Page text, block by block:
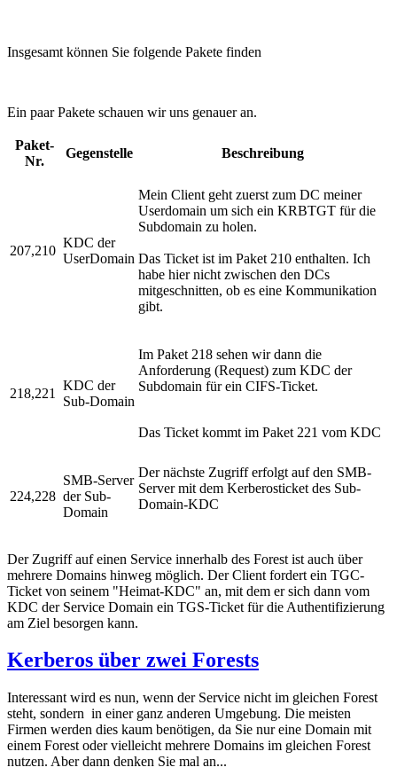
Insgesamt können Sie folgende Pakete finden
Ein paar Pakete schauen wir uns genauer an.
Paket-
Nr.
Gegenstelle Beschreibung
207,210
KDC der
UserDomain
Mein Client geht zuerst zum DC meiner
Userdomain um sich ein KRBTGT für die
Subdomain zu holen.
Das Ticket ist im Paket 210 enthalten. Ich
habe hier nicht zwischen den DCs
mitgeschnitten, ob es eine Kommunikation
gibt.
218,221
KDC der
Sub-Domain
Im Paket 218 sehen wir dann die
Anforderung (Request) zum KDC der
Subdomain für ein CIFS-Ticket.
Das Ticket kommt im Paket 221 vom KDC
224,228
SMB-Server
der Sub-
Domain
Der nächste Zugriff erfolgt auf den SMB-
Server mit dem Kerberosticket des Sub-
Domain-KDC
Der Zugriff auf einen Service innerhalb des Forest ist auch über
mehrere Domains hinweg möglich. Der Client fordert ein TGC-
Ticket von seinem "Heimat-KDC" an, mit dem er sich dann vom
KDC der Service Domain ein TGS-Ticket für die Authentifizierung
am Ziel besorgen kann.
Kerberos über zwei Forests
Interessant wird es nun, wenn der Service nicht im gleichen Forest
steht, sondern in einer ganz anderen Umgebung. Die meisten
Firmen werden dies kaum benötigen, da Sie nur eine Domain mit
einem Forest oder vielleicht mehrere Domains im gleichen Forest
nutzen. Aber dann denken Sie mal an...